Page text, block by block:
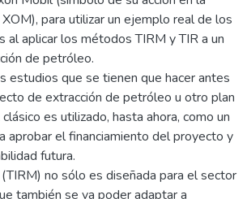
para utilizar un ejemplo real de los
aplicar los métodos TIRM y TIR a un
de petróleo.
estudios que se tienen que hacer antes
de extracción de petróleo u otro plan
es utilizado, hasta ahora, como un
aprobar el financiamiento del proyecto y
futura.
no sólo es diseñada para el sector
también se va poder adaptar a